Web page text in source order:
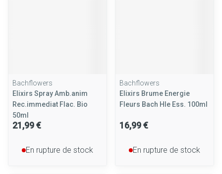
Bachflowers
Elixirs Spray Amb.anim
Rec.immediat Flac. Bio
50ml
21,99 €
En rupture de stock
Bachflowers
Elixirs Brume Energie
Fleurs Bach Hle Ess. 100ml
16,99 €
En rupture de stock